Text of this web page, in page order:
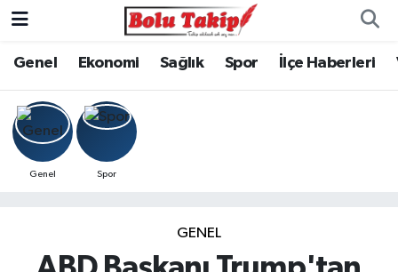
Genel Ekonomi Sağlık Spor İlçe Haberleri
Genel Spor
GENEL